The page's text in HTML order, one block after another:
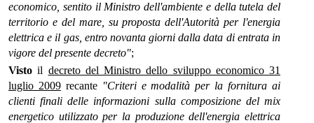
economico, sentito il Ministro dell'ambiente e della tutela del
territorio e del mare, su proposta dell'Autorità per l'energia
elettrica e il gas, entro novanta giorni dalla data di entrata in
vigore del presente decreto";
Visto il decreto del Ministro dello sviluppo economico 31
luglio 2009recante "Criteri e modalità per la fornitura ai
clienti finali delle informazioni sulla composizione del mix
energetico utilizzato per la produzione dell'energia elettrica